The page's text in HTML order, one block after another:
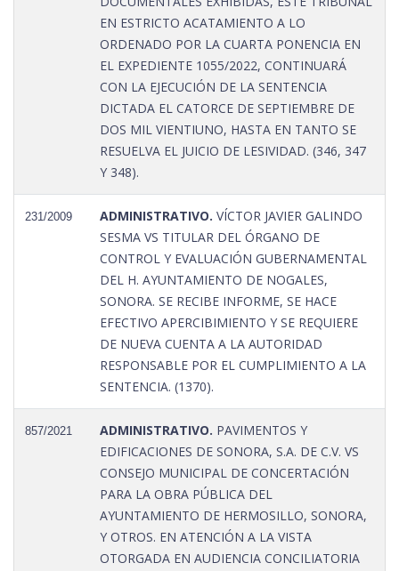
EN ESTRICTO ACATAMIENTO A LO
ORDENADO POR LA CUARTA PONENCIA EN
EL EXPEDIENTE 1055/2022, CONTINUARÁ
CON LA EJECUCIÓN DE LA SENTENCIA
DICTADA EL CATORCE DE SEPTIEMBRE DE
DOS MIL VIENTIUNO, HASTA EN TANTO SE
RESUELVA EL JUICIO DE LESIVIDAD. (346, 347
Y 348).
231/2009 ADMINISTRATIVO. VÍCTOR JAVIER GALINDO
SESMA VS TITULAR DEL ÓRGANO DE
CONTROL Y EVALUACIÓN GUBERNAMENTAL
DEL H. AYUNTAMIENTO DE NOGALES,
SONORA. SE RECIBE INFORME, SE HACE
EFECTIVO APERCIBIMIENTO Y SE REQUIERE
DE NUEVA CUENTA A LA AUTORIDAD
RESPONSABLE POR EL CUMPLIMIENTO A LA
SENTENCIA. (1370).
857/2021 ADMINISTRATIVO. PAVIMENTOS Y
EDIFICACIONES DE SONORA, S.A. DE C.V. VS
CONSEJO MUNICIPAL DE CONCERTACIÓN
PARA LA OBRA PÚBLICA DEL
AYUNTAMIENTO DE HERMOSILLO, SONORA,
Y OTROS. EN ATENCIÓN A LA VISTA
OTORGADA EN AUDIENCIA CONCILIATORIA